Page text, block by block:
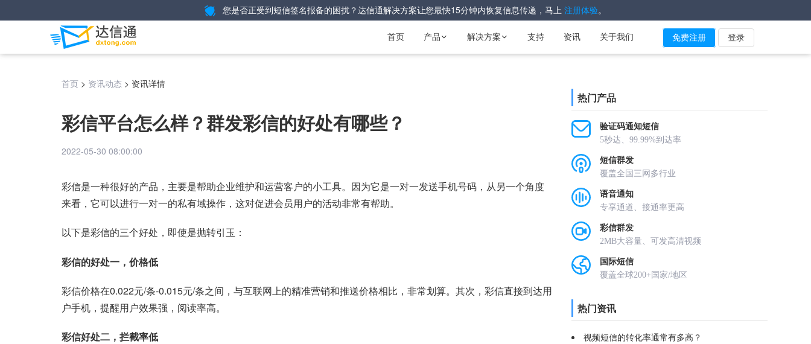
您是否正受到短信签名报备的困扰？达信通解决方案让您最快15分钟内恢复信息传递，马上 注册体验。
首页 产品  解决方案  支持 资讯 关于我们 免费注册 登录
首页 > 资讯动态 > 资讯详情
彩信平台怎么样？群发彩信的好处有哪些？
2022-05-30 08:00:00
彩信是一种很好的产品，主要是帮助企业维护和运营客户的小工具。因为它是一对一发送手机号码，从另一个角度
来看，它可以进行一对一的私有域操作，这对促进会员用户的活动非常有帮助。
以下是彩信的三个好处，即使是抛转引玉：
彩信的好处一，价格低
彩信价格在0.022元/条-0.015元/条之间，与互联网上的精准营销和推送价格相比，非常划算。其次，彩信直接到达用
户手机，提醒用户效果强，阅读率高。
彩信好处二，拦截率低
热门产品
验证码通知短信
5秒达、99.99%到达率
短信群发
覆盖全国三网多行业
语音通知
专享通道、接通率更高
彩信群发
2MB大容量、可发高清视频
国际短信
覆盖全球200+国家/地区
热门资讯
视频短信的转化率通常有多高？